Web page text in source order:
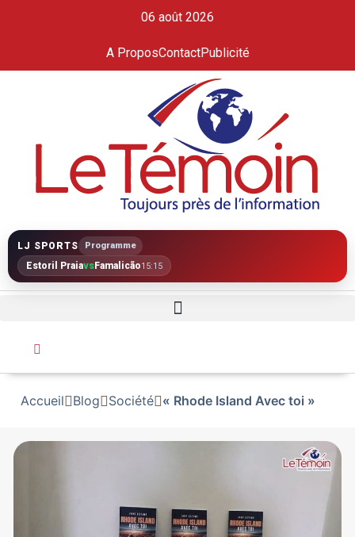
06 août 2026
A ProposContactPublicité
LJ SPORTS Programme
Estoril PraiavsFamalicão15:15
Accueil Blog Société « Rhode Island Avec toi »